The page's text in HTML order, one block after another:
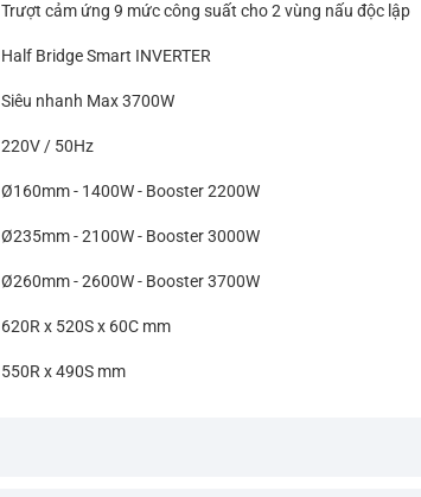
Trượt cảm ứng 9 mức công suất cho 2 vùng nấu độc lập
Half Bridge Smart INVERTER
Siêu nhanh Max 3700W
220V / 50Hz
Ø160mm - 1400W - Booster 2200W
Ø235mm - 2100W - Booster 3000W
Ø260mm - 2600W - Booster 3700W
620R x 520S x 60C mm
550R x 490S mm